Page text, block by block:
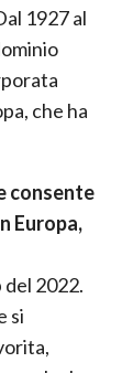
1927 al
che ha
consente
Europa,
2022.
si